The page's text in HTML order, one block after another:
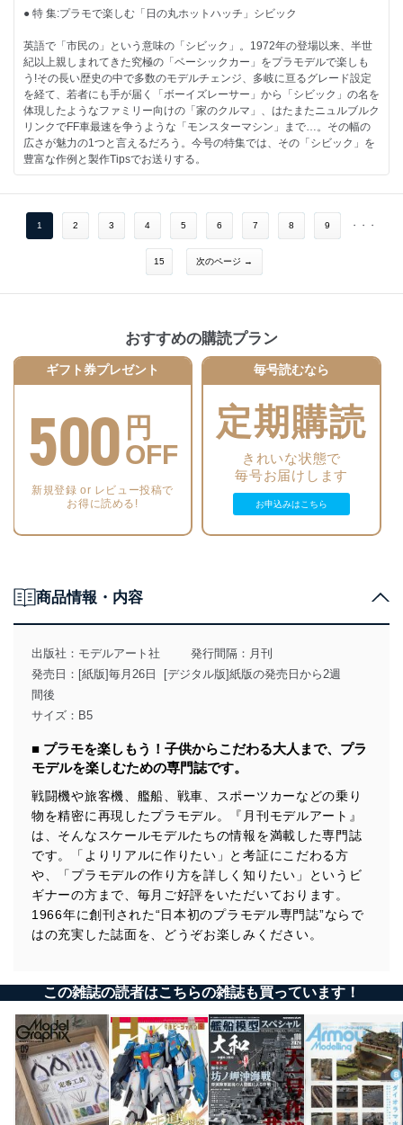
・Follow Your Heart： 鋭之助 初代 日野
・ワールドスケールモデラー：竹村典夫
・内藤あんもの戦車模型基本講座：内藤あんも
・北澤志朗のヤングタイマー・ガレージ：北澤志朗
・MA色彩ゼミナール
・ 模型をよりリアルにするための蘊蓄資料講座：STEINER
【情 報】
・マレーシアインターナショナルミニチュアホビーショー＆マレーシアコ
・台湾空軍F-5退役セレモニー
・イベントレポート：第15回東北AFVの会/横浜AFVの会2025/第３回ホビ
ーリンク・ジャパン模型展示会 夏
・リーダーズクラブ
GR スープラ カスタム タミヤ1/24:青野大成 ■NEW KIT REVIEW・日本
1/700:ちくぜんに ■NEW KIT REVIEW・UH-1B ヒューイ トランペッタ
ー1/35:久保憲之 ■NEW KIT REVIEW・FA-50 軽戦闘爆撃機 アカデミー
1/48:加藤 諒 ■情 報・Osan air Power Days 2025 ■連 載・モデリング
JASDF：秋山いさみ ■連 載・内藤あんもの戦車模型基本講座：内藤あん
も ■連 載・北澤志朗のヤングタイマー・ガレージ：北澤志朗 ■連 載・
MA色彩ゼミナール ■連 載・Follow Your Heart：鋭之助 初代 日野 ■連
載・模型をよりリアルにするための蘊蓄資料講座：STEINER ■情 報・
海上自衛隊/米海兵隊 岩国航空基地 フレンドシップデー2025 ■情 報・で
ものはつもの ■情 報・ブックレビュー ■情 報・リーダーズクラブ
● 特 集:プラモで楽しむ「日の丸ホットハッチ」シビック
英語で「市民の」という意味の「シビック」。1972年の登場以来、半世
紀以上親しまれてきた究極の「ベーシックカー」をプラモデルで楽しも
う!その長い歴史の中で多数のモデルチェンジ、多岐に亘るグレード設定
を経て、若者にも手が届く「ボーイズレーサー」から「シビック」の名を
体現したようなファミリー向けの「家のクルマ」、はたまたニュルブルク
リンクでFF車最速を争うような「モンスターマシン」まで…。その幅の
広さが魅力の1つと言えるだろう。今号の特集では、その「シビック」を
豊富な作例と製作Tipsでお送りする。
・カーモデルの第一線で躍動するハセガワが贈る「グランドシビック」の
ホンダ シビック SiR（EF9）（1990） ハセガワ1/24：Ken-1
・水性塗料オンリーで最新キットを楽しむ!
ホンダ シビック SiR（EF9）（1990） ハセガワ1/24：金澤尚憲
ホンダ シビック SiR（EF9）（1990） ハセガワ1/24：SOF
ホンダ シビック タイプＲ 後期型（EK9） フジミ1/24：座間隆宏
・I&#9825;シビック
ホンダ シビック フェリオ VTi“ ブルー” ハセガワ1/24：右衛門
・超ざっくり解説!歴代シビックの系譜
【特別記事】水性ホビーカラー 300番台を速攻で塗ってみた!
・まずは基本から!?絶妙なグレーの塗り分けもこれでバッチリ!
F-16CJ（ ブロック50）ファイティング ファルコン ハセガワ1/72：真鍋
・さらば調色の悩み!水性ホビーカラーの筆塗り塗装でベトナム迷彩を仕
・フランス軽戦車 H39 タミヤ1/35：atk-penpen
ドイツ Pkw.K1 キューベルワーゲン82型（東部戦線仕様）
ドイツ Pkw.K1 キューベルワーゲン823型 モンモデル1/35：からし大根
・ユンカースF13 初期生産型 ミニアート1/48：馬関のとら。
【連 載】
・モデリングJASDF：秋山いさみ
・艦船諸国漫遊記：鯨水庵八十八
・ワールドスケールモデラー：竹村典夫
・ナナニイスポットライト：エーギル
・内藤あんもの戦車模型基本講座：内藤あんも
・北澤志朗のヤングタイマー・ガレージ：北澤志朗
・Follow Your Heart： 鋭之助 初代 日野
・ 模型をよりリアルにするための蘊蓄資料講座：STEINER
・MA色彩ゼミナール
【情 報】
・第63回静岡ホビーショー
・MA艦船情報局 ESB-5 ミゲル・キース
・ブックレビュー
・リーダーズクラブ
2025.05.26発売
B5判 144ページ
1 2 3 4 5 6 7 8 9 ・・・
15 次のページ →
おすすめの購読プラン
ギフト券プレゼント
500 円
OFF
新規登録 or レビュー投稿で
お得に読める!
毎号読むなら
定期購読
きれいな状態で
毎号お届けします
お申込みはこちら
商品情報・内容
出版社： モデルアート社
発行間隔：月刊
発売日：[紙版]毎月26日 [デジタル版]紙版の発売日から2週
間後
サイズ：B5
■ プラモを楽しもう！子供からこだわる大人まで、プラ
モデルを楽しむための専門誌です。
戦闘機や旅客機、艦船、戦車、スポーツカーなどの乗り
物を精密に再現したプラモデル。『月刊モデルアート』
は、そんなスケールモデルたちの情報を満載した専門誌
です。「よりリアルに作りたい」と考証にこだわる方
や、「プラモデルの作り方を詳しく知りたい」というビ
ギナーの方まで、毎月ご好評をいただいております。
1966年に創刊された“日本初のプラモデル専門誌”ならで
はの充実した誌面を、どうぞお楽しみください。
この雑誌の読者はこちらの雑誌も買っています！